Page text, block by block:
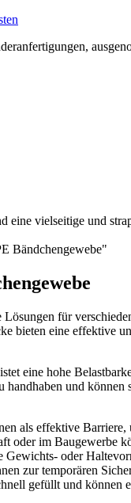
eine vielseitige und
Bändchengewebe"
für
bieten eine effektive
eine hohe
und
als effektive
oder im Baugewerbe
Gewichts- oder
zur temporären
gefüllt und